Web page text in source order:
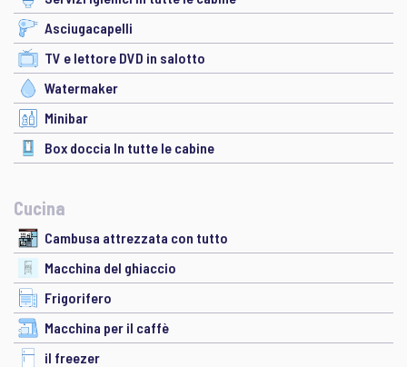
Asciugacapelli
TV e lettore DVD in salotto
Watermaker
Minibar
Box doccia In tutte le cabine
Cucina
Cambusa attrezzata con tutto
Macchina del ghiaccio
Frigorifero
Macchina per il caffè
il freezer